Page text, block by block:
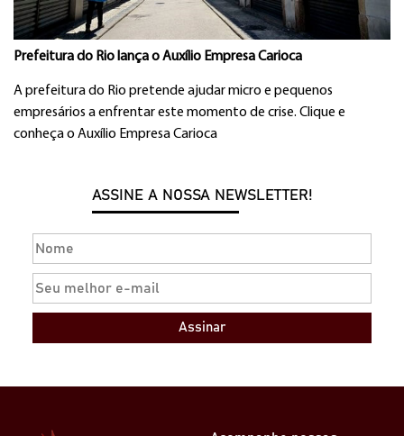
Prefeitura do Rio lança o Auxílio Empresa Carioca
A prefeitura do Rio pretende ajudar micro e pequenos
empresários a enfrentar este momento de crise. Clique e
conheça o Auxílio Empresa Carioca
ASSINE A NOSSA NEWSLETTER!
Assinar